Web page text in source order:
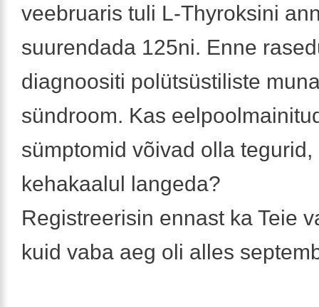
veebruaris tuli L-Thyroksini
suurendada 125ni. Enne
diagnoositi polütsüstiliste
sündroom. Kas
sümptomid võivad olla
kehakaalul langeda?
Registreerisin ennast ka Teie
kuid vaba aeg oli alles